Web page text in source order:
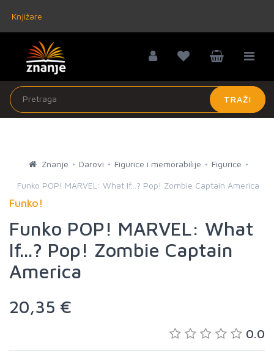
Knjižare
TRAŽI
Znanje Darovi Figurice i memorabilije Figurice
Funko POP! MARVEL: What If...? Pop! Zombie Captain America
Funko!
Funko POP! MARVEL: What
If...? Pop! Zombie Captain
America
20,35 €
0.0